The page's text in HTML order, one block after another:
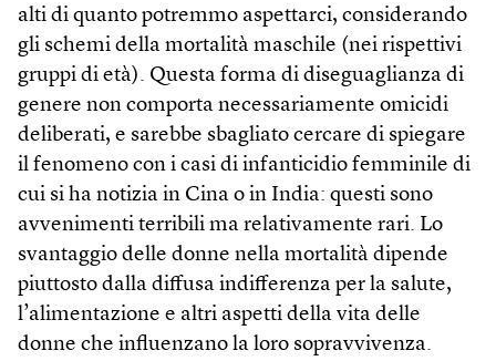
alti di quanto potremmo aspettarci, considerando
gli schemi della mortalità maschile (nei rispettivi
gruppi di età). Questa forma di diseguaglianza di
genere non comporta necessariamente omicidi
deliberati, e sarebbe sbagliato cercare di spiegare
il fenomeno con i casi di infanticidio femminile di
cui si ha notizia in Cina o in India: questi sono
avvenimenti terribili ma relativamente rari. Lo
svantaggio delle donne nella mortalità dipende
piuttosto dalla diffusa indifferenza per la salute,
l’alimentazione e altri aspetti della vita delle
donne che influenzano la loro sopravvivenza.